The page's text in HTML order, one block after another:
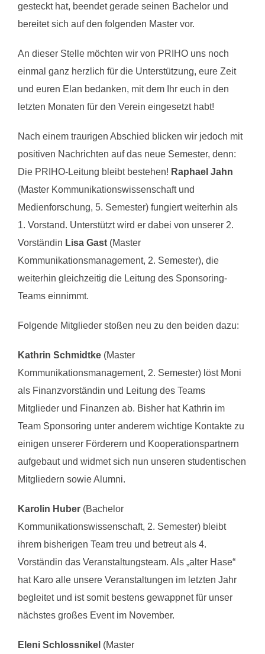
gesteckt hat, beendet gerade seinen Bachelor und
bereitet sich auf den folgenden Master vor.
An dieser Stelle möchten wir von PRIHO uns noch
einmal ganz herzlich für die Unterstützung, eure Zeit
und euren Elan bedanken, mit dem Ihr euch in den
letzten Monaten für den Verein eingesetzt habt!
Nach einem traurigen Abschied blicken wir jedoch mit
positiven Nachrichten auf das neue Semester, denn:
Die PRIHO-Leitung bleibt bestehen! Raphael Jahn
(Master Kommunikationswissenschaft und
Medienforschung, 5. Semester) fungiert weiterhin als
1. Vorstand. Unterstützt wird er dabei von unserer 2.
Vorständin Lisa Gast (Master
Kommunikationsmanagement, 2. Semester), die
weiterhin gleichzeitig die Leitung des Sponsoring-
Teams einnimmt.
Folgende Mitglieder stoßen neu zu den beiden dazu:
Kathrin Schmidtke (Master
Kommunikationsmanagement, 2. Semester) löst Moni
als Finanzvorständin und Leitung des Teams
Mitglieder und Finanzen ab. Bisher hat Kathrin im
Team Sponsoring unter anderem wichtige Kontakte zu
einigen unserer Förderern und Kooperationspartnern
aufgebaut und widmet sich nun unseren studentischen
Mitgliedern sowie Alumni.
Karolin Huber (Bachelor
Kommunikationswissenschaft, 2. Semester) bleibt
ihrem bisherigen Team treu und betreut als 4.
Vorständin das Veranstaltungsteam. Als „alter Hase“
hat Karo alle unsere Veranstaltungen im letzten Jahr
begleitet und ist somit bestens gewappnet für unser
nächstes großes Event im November.
Eleni Schlossnikel (Master